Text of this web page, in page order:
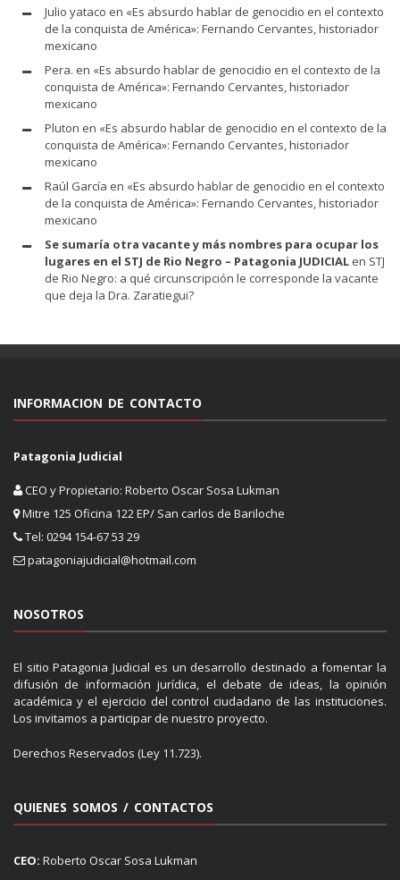
Julio yataco en «Es absurdo hablar de genocidio en el contexto
de la conquista de América»: Fernando Cervantes, historiador
mexicano
Pera. en «Es absurdo hablar de genocidio en el contexto de la
conquista de América»: Fernando Cervantes, historiador
mexicano
Pluton en «Es absurdo hablar de genocidio en el contexto de la
conquista de América»: Fernando Cervantes, historiador
mexicano
Raúl García en «Es absurdo hablar de genocidio en el contexto
de la conquista de América»: Fernando Cervantes, historiador
mexicano
Se sumaría otra vacante y más nombres para ocupar los
lugares en el STJ de Rio Negro – Patagonia JUDICIAL en STJ
de Rio Negro: a qué circunscripción le corresponde la vacante
que deja la Dra. Zaratiegui?
INFORMACION DE CONTACTO
Patagonia Judicial
CEO y Propietario: Roberto Oscar Sosa Lukman
Mitre 125 Oficina 122 EP/ San carlos de Bariloche
Tel: 0294 154-67 53 29
patagoniajudicial@hotmail.com
NOSOTROS
El sitio Patagonia Judicial es un desarrollo destinado a fomentar la
difusión de información jurídica, el debate de ideas, la opinión
académica y el ejercicio del control ciudadano de las instituciones.
Los invitamos a participar de nuestro proyecto.
Derechos Reservados (Ley 11.723).
QUIENES SOMOS / CONTACTOS
CEO: Roberto Oscar Sosa Lukman